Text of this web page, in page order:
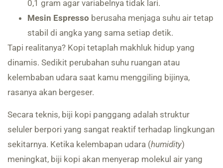
0,1 gram agar variabelnya tidak lari.
Mesin Espresso berusaha menjaga suhu air tetap
stabil di angka yang sama setiap detik.
Tapi realitanya? Kopi tetaplah makhluk hidup yang
dinamis. Sedikit perubahan suhu ruangan atau
kelembaban udara saat kamu menggiling bijinya,
rasanya akan bergeser.
Secara teknis, biji kopi panggang adalah struktur
seluler berpori yang sangat reaktif terhadap lingkungan
sekitarnya. Ketika kelembapan udara (humidity)
meningkat, biji kopi akan menyerap molekul air yang